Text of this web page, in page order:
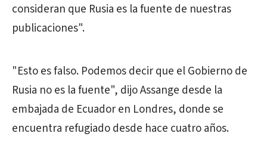
consideran que Rusia es la fuente de nuestras
publicaciones".
"Esto es falso. Podemos decir que el Gobierno de
Rusia no es la fuente", dijo Assange desde la
embajada de Ecuador en Londres, donde se
encuentra refugiado desde hace cuatro años.